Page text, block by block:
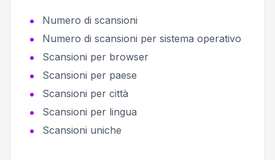
Numero di scansioni
Numero di scansioni per sistema operativo
Scansioni per browser
Scansioni per paese
Scansioni per città
Scansioni per lingua
Scansioni uniche